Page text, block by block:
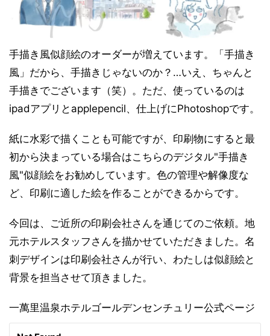
手描き風似顔絵のオーダーが増えています。「手描き
風」だから、手描きじゃないのか？…いえ、ちゃんと
手描きでございます（笑）。ただ、使っているのは
ipadアプリとapplepencil、仕上げにPhotoshopです。
紙に水彩で描くことも可能ですが、印刷物にすると最
初から決まっている場合はこちらのデジタル"手描き
風"似顔絵をお勧めしています。色の管理や解像度な
ど、印刷に適した絵を作ることができるからです。
今回は、ご近所の印刷会社さんを通じてのご依頼。地
元ホテルスタッフさんを描かせていただきました。名
刺デザインは印刷会社さんが行い、わたしは似顔絵と
背景を担当させて頂きました。
一萬里温泉ホテルゴールデンセンチュリー公式ページ